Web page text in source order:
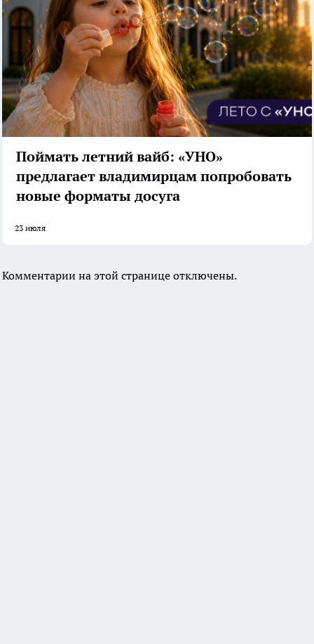
Поймать летний вайб: «УНО»
предлагает владимирцам попробовать
новые форматы досуга
23 июля
Комментарии на этой странице отключены.